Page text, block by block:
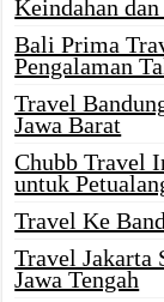
Keindahan
Bali Prima
Pengalaman
Travel
Jawa Barat
Chubb Travel
untuk
Travel Ke
Travel Jakarta
Jawa Tengah